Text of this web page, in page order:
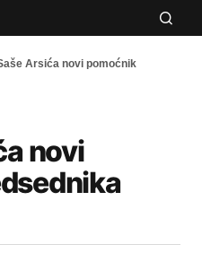
Arsića novi pomoćnik
novi